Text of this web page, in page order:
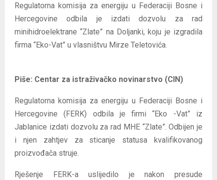
Regulatorna komisija za energiju u Federaciji Bosne i
Hercegovine odbila je izdati dozvolu za rad
minihidroelektrane “Zlate” na Doljanki, koju je izgradila
firma “Eko-Vat” u vlasništvu Mirze Teletovića.
Piše: Centar za istraživačko novinarstvo (CIN)
Regulatorna komisija za energiju u Federaciji Bosne i
Hercegovine (FERK) odbila je firmi “Eko -Vat” iz
Jablanice izdati dozvolu za rad MHE “Zlate”. Odbijen je
i njen zahtjev za sticanje statusa kvalifikovanog
proizvođača struje.
Rješenje FERK-a uslijedilo je nakon presude